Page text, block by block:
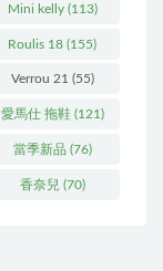
Mini kelly(113)
Roulis 18 (155)
Verrou 21 (55)
愛馬仕 拖鞋(121)
當季新品 (76)
香奈兒 (70)